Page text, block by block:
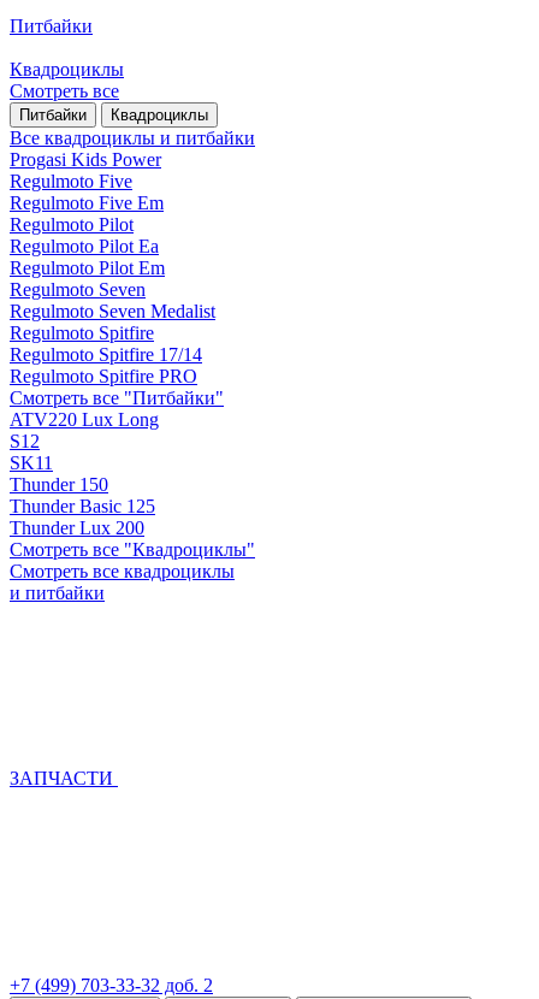
Питбайки
Квадроциклы
Смотреть все
Питбайки Квадроциклы
Все квадроциклы и питбайки
Progasi Kids Power
Regulmoto Five
Regulmoto Five Em
Regulmoto Pilot
Regulmoto Pilot Ea
Regulmoto Pilot Em
Regulmoto Seven
Regulmoto Seven Medalist
Regulmoto Spitfire
Regulmoto Spitfire 17/14
Regulmoto Spitfire PRO
Смотреть все "Питбайки"
ATV220 Lux Long
S12
SK11
Thunder 150
Thunder Basic 125
Thunder Lux 200
Смотреть все "Квадроциклы"
Смотреть все квадроциклы
и питбайки
ЗАПЧАСТИ
+7 (499) 703-33-32 доб. 2